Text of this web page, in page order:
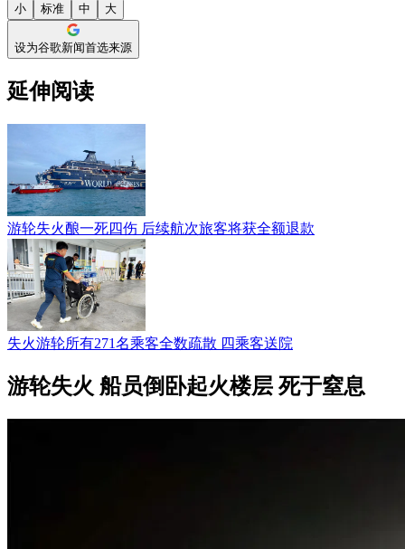
小 标准 中 大
设为谷歌新闻首选来源
延伸阅读
游轮失火酿一死四伤 后续航次旅客将获全额退款
失火游轮所有271名乘客全数疏散 四乘客送院
游轮失火 船员倒卧起火楼层 死于窒息